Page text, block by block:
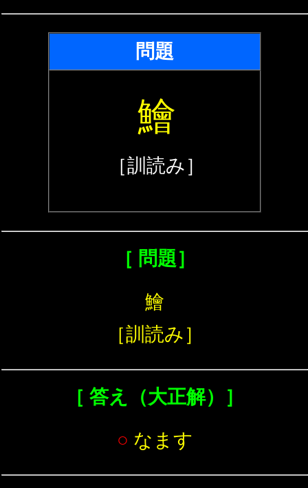
問題
鱠
［訓読み］
［ 問題］
鱠
［訓読み］
［ 答え（大正解）］
○ なます